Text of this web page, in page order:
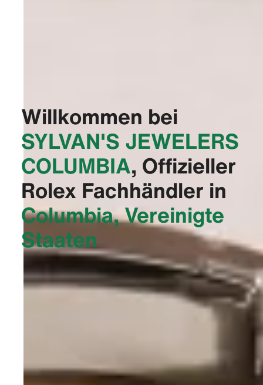
Willkommen bei
‭SYLVAN'S JEWELERS
COLUMBIA‬, Offizieller
Rolex Fachhändler in
Columbia, Vereinigte
Staaten